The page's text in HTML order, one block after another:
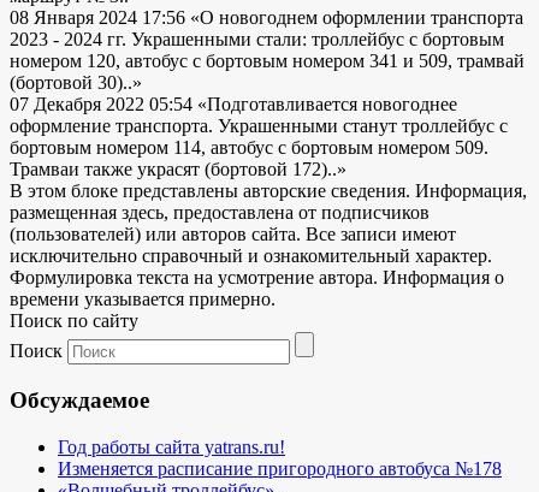
08 Января 2024 17:56 «О новогоднем оформлении транспорта
2023 - 2024 гг. Украшенными стали: троллейбус с бортовым
номером 120, автобус с бортовым номером 341 и 509, трамвай
(бортовой 30)..»
07 Декабря 2022 05:54 «Подготавливается новогоднее
оформление транспорта. Украшенными станут троллейбус с
бортовым номером 114, автобус с бортовым номером 509.
Трамваи также украсят (бортовой 172)..»
В этом блоке представлены авторские сведения. Информация,
размещенная здесь, предоставлена от подписчиков
(пользователей) или авторов сайта. Все записи имеют
исключительно справочный и ознакомительный характер.
Формулировка текста на усмотрение автора. Информация о
времени указывается примерно.
Поиск по сайту
Поиск
Обсуждаемое
Год работы сайта yatrans.ru!
Изменяется расписание пригородного автобуса №178